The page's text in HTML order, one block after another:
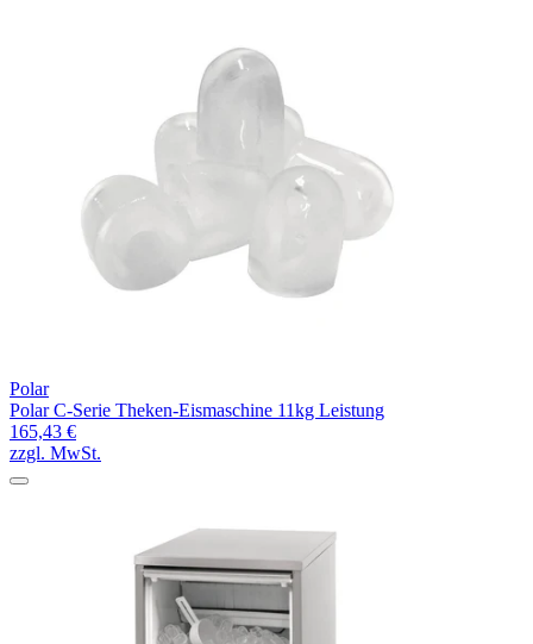
Polar
Polar C-Serie Theken-Eismaschine 11kg Leistung
165,43 €
zzgl. MwSt.